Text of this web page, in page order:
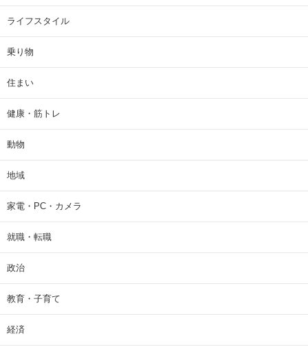
ライフスタイル
乗り物
住まい
健康・筋トレ
動物
地域
家電・PC・カメラ
就職・転職
政治
教育・子育て
経済